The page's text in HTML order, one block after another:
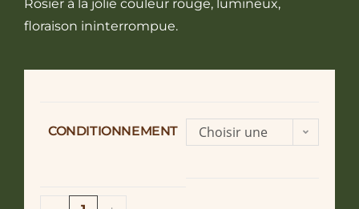
Rosier à la jolie couleur rouge, lumineux,
floraison ininterrompue.
CONDITIONNEMENT
Choisir une